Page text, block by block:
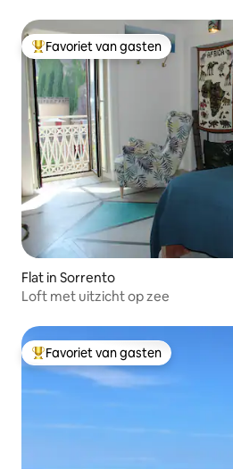
Topfavoriet van gasten
Favoriet van gasten
Flat in Sorrento
Loft met uitzicht op zee
Topfavoriet van gasten
Favoriet van gasten